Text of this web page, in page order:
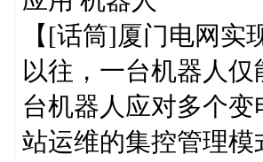
【[话筒]厦门电网
以往，一台机器人
台机器人应对多个
站运维的集控管理